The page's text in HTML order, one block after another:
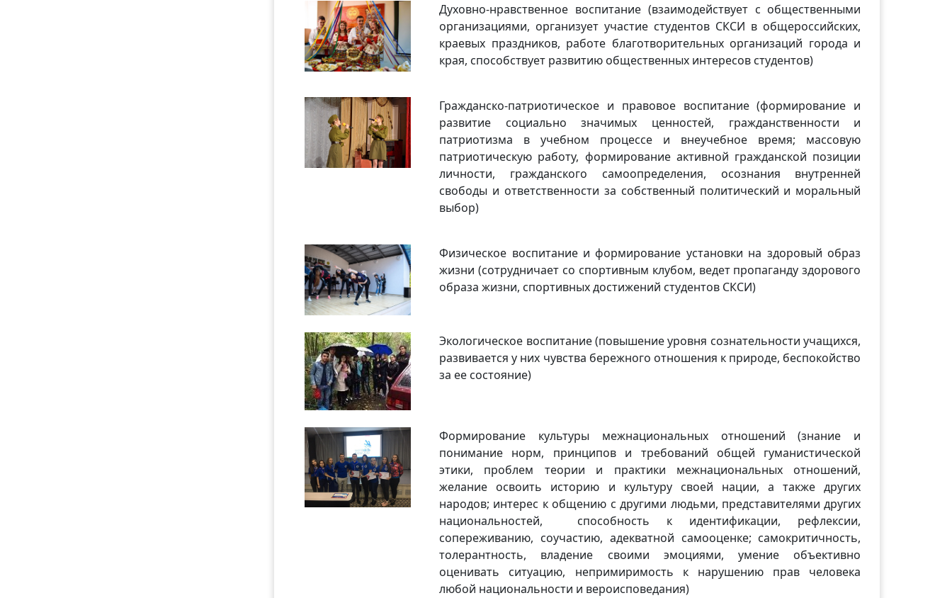
Духовно-нравственное воспитание (взаимодействует с общественными
организациями, организует участие студентов СКСИ в общероссийских,
краевых праздников, работе благотворительных организаций города и
края, способствует развитию общественных интересов студентов)
Гражданско-патриотическое и правовое воспитание (формирование и
развитие социально значимых ценностей, гражданственности и
патриотизма в учебном процессе и внеучебное время; массовую
патриотическую работу, формирование активной гражданской позиции
личности, гражданского самоопределения, осознания внутренней
свободы и ответственности за собственный политический и моральный
выбор)
Физическое воспитание и формирование установки на здоровый образ
жизни (сотрудничает со спортивным клубом, ведет пропаганду здорового
образа жизни, спортивных достижений студентов СКСИ)
Экологическое воспитание (повышение уровня сознательности учащихся,
развивается у них чувства бережного отношения к природе, беспокойство
за ее состояние)
Формирование культуры межнациональных отношений (знание и
понимание норм, принципов и требований общей гуманистической
этики, проблем теории и практики межнациональных отношений,
желание освоить историю и культуру своей нации, а также других
народов; интерес к общению с другими людьми, представителями других
национальностей, способность к идентификации, рефлексии,
сопереживанию, соучастию, адекватной самооценке; самокритичность,
толерантность, владение своими эмоциями, умение объективно
оценивать ситуацию, непримиримость к нарушению прав человека
любой национальности и вероисповедания)